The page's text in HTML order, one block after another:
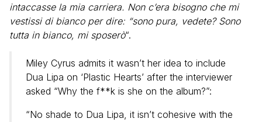
intaccasse la mia carriera. Non c’era bisogno che mi
vestissi di bianco per dire: “sono pura, vedete? Sono
tutta in bianco, mi sposerò“.
Miley Cyrus admits it wasn’t her idea to include
Dua Lipa on ‘Plastic Hearts’ after the interviewer
asked “Why the f**k is she on the album?”:
“No shade to Dua Lipa, it isn’t cohesive with the